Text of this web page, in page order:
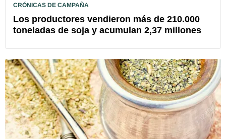
CRÓNICAS DE CAMPAÑA
Los productores vendieron más de 210.000
toneladas de soja y acumulan 2,37 millones